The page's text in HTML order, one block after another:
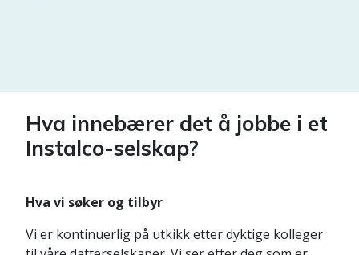
Hva innebærer det å jobbe i et
Instalco-selskap?
Hva vi søker og tilbyr
Vi er kontinuerlig på utkikk etter dyktige kolleger